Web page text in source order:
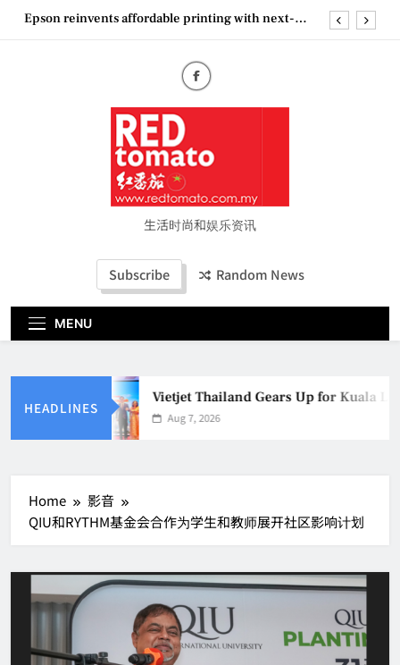
SkipEpson reinvents affordable printing with next-
“See Her Heal – 1,000 Untold Stories” 为马来西亚
妈妈提供分享剖腹产复原历程的空间
Vietjet Thailand Gears Up for Kuala Lumpur–
Bangkok Service Launch on9 October
Epson reinvents affordable printing with next-
generation EcoTank Series
Couture Fashion Week Malaysia 2026– Press
妈妈提供分享剖腹产复原历程的空间
生活时尚和娱乐资讯
Subscribe Random News
MENU
HEADLINES
Vietjet Thailand Gears Up for Kuala
Aug 7, 2026
Home
影音
QIU和RYTHM基金会合作为学生和教师展开社区影响计划